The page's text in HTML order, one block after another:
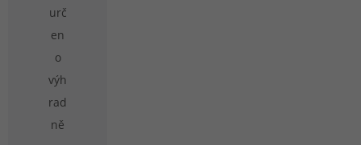
urč
en
o
výh
rad
ně